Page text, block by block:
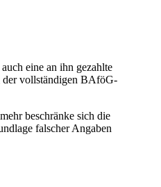
eine an ihn gezahlte
der vollständigen BAföG-
beschränke sich die
falscher Angaben